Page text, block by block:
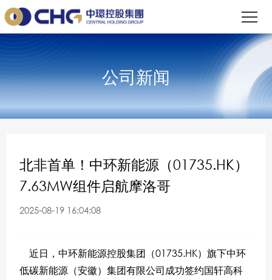
公司新闻
北非首单！中环新能源（01735.HK）
7.63MW组件启航摩洛哥
2025-08-19 16:04:08
近日，中环新能源控股集团（01735.HK）旗下中环
低碳新能源（安徽）集团有限公司成功签约国轩高科